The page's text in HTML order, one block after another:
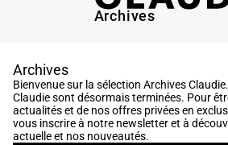
Archives
Archives
Bienvenue sur la sélection Archives
Claudie sont désormais terminées. Pour
actualités et de nos offres privées en
vous inscrire à notre newsletter et à
actuelle et nos nouveautés.